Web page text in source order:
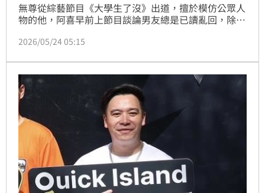
無尊從綜藝節目《大學生了沒》出道，擅於模仿公眾人
物的他，阿喜早前上節目談論男友總是已讀亂回，除了
只用貼圖溝通，甚至直言有在考慮分手。而今無尊出席
2026/05/24 05:15